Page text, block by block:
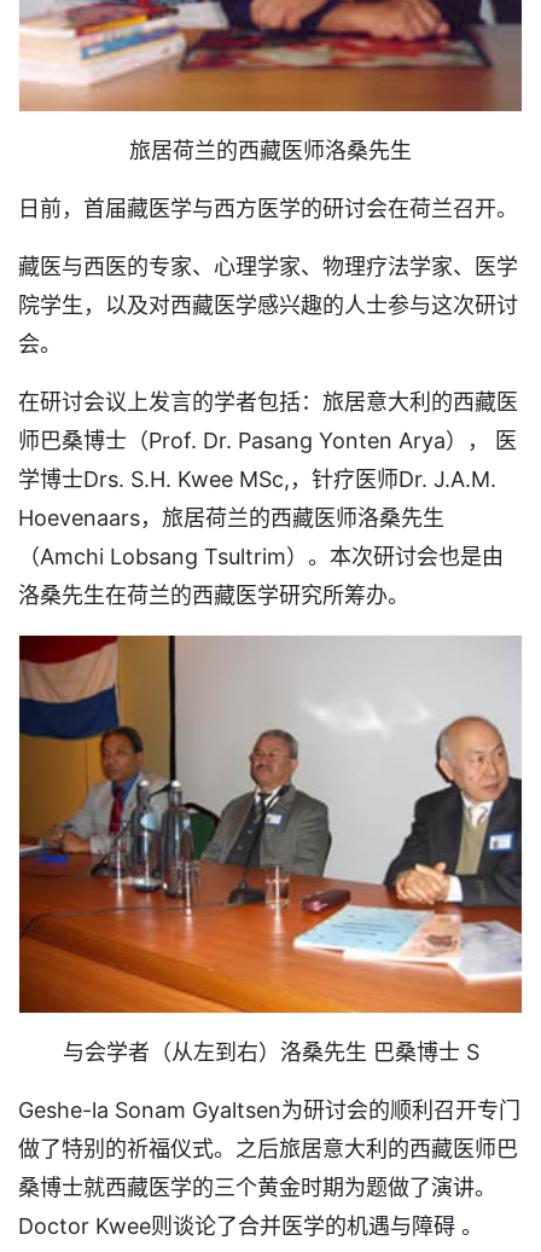
旅居荷兰的西藏医师洛桑先生
日前，首届藏医学与西方医学的研讨会在荷兰召开。
藏医与西医的专家、心理学家、物理疗法学家、医学
院学生，以及对西藏医学感兴趣的人士参与这次研讨
会。
在研讨会议上发言的学者包括：旅居意大利的西藏医
师巴桑博士（Prof. Dr. Pasang Yonten Arya）， 医
学博士Drs. S.H. Kwee MSc,，针疗医师Dr. J.A.M.
Hoevenaars，旅居荷兰的西藏医师洛桑先生
（Amchi Lobsang Tsultrim）。本次研讨会也是由
洛桑先生在荷兰的西藏医学研究所筹办。
与会学者（从左到右）洛桑先生 巴桑博士 S
Geshe-la Sonam Gyaltsen为研讨会的顺利召开专门
做了特别的祈福仪式。之后旅居意大利的西藏医师巴
桑博士就西藏医学的三个黄金时期为题做了演讲。
Doctor Kwee则谈论了合并医学的机遇与障碍 。